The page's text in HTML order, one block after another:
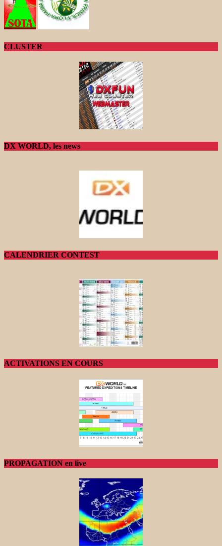
CLUSTER
DX WORLD, les news
CALENDRIER CONTEST
ACTIVATIONS EN COURS
PROPAGATION en live